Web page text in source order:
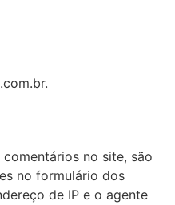
no site, são
no formulário dos
de IP e o agente